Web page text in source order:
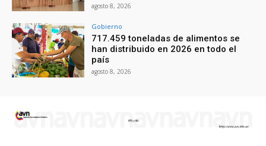
agosto 8, 2026
Gobierno
717.459 toneladas de alimentos se
han distribuido en 2026 en todo el
país
agosto 8, 2026